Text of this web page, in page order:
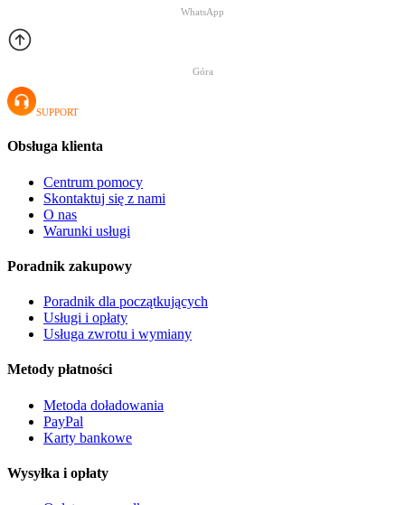
WhatsApp
Góra
SUPPORT
Obsługa klienta
Centrum pomocy
Skontaktuj się z nami
O nas
Warunki usługi
Poradnik zakupowy
Poradnik dla początkujących
Usługi i opłaty
Usługa zwrotu i wymiany
Metody płatności
Metoda doładowania
PayPal
Karty bankowe
Wysyłka i opłaty